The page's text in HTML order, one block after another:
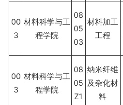
00
3
材料科学与工
程学院
08
05
03
材料加工
工程
00
3
材料科学与工
程学院
08
05
Z1
纳米纤维
及杂化材
料